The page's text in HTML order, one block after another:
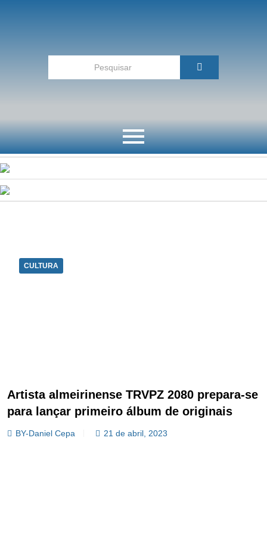
CULTURA
Artista almeirinense TRVPZ 2080 prepara-se
para lançar primeiro álbum de originais
BY-Daniel Cepa 21 de abril, 2023